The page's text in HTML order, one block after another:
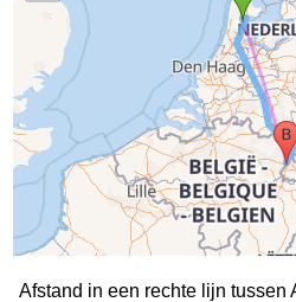
Afstand in een rechte lijn tussen